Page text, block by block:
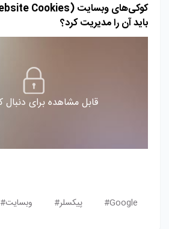
باید آن را مدیریت کرد؟
قابل مشاهده برای دنبال
Google# پیکسلر# وبسایت#